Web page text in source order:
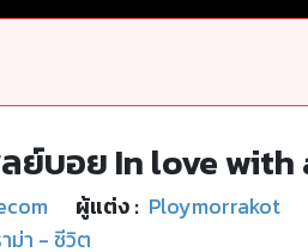
บอย In love with
ผู้แต่ง : Ploymorrakot
ม่า - ชีวิต